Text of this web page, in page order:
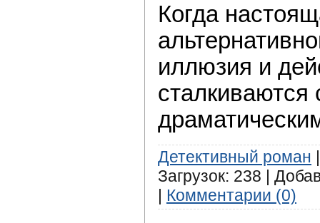
Когда
иллюзия и
Детективный роман
Загрузок: 238 |
| Комментарии (0)